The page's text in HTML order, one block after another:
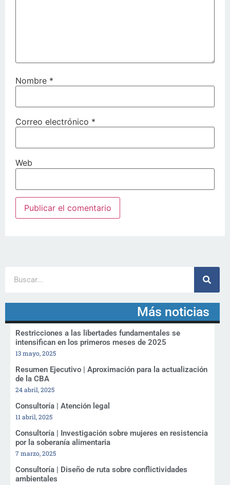
Nombre *
Correo electrónico *
Web
Más noticias
Restricciones a las libertades fundamentales se
intensifican en los primeros meses de 2025
13 mayo, 2025
Resumen Ejecutivo | Aproximación para la actualización
de la CBA
24 abril, 2025
Consultoría | Atención legal
11 abril, 2025
Consultoría | Investigación sobre mujeres en resistencia
por la soberanía alimentaria
7 marzo, 2025
Consultoría | Diseño de ruta sobre conflictividades
ambientales